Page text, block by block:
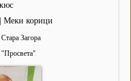
Меки корици
Стара Загора
"Просвета"